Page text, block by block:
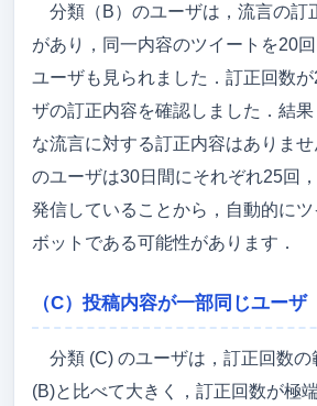
分類（B）のユーザは，流言の訂
があり，同一内容のツイートを20
ユーザも見られました．訂正回数
ザの訂正内容を確認しました．結
な流言に対する訂正内容はありま
のユーザは30日間にそれぞれ25回
発信していることから，自動的に
ボットである可能性があります．
（C）投稿内容が一部同じユーザ
分類 (C) のユーザは，訂正回数の
(B)と比べて大きく，訂正回数が極